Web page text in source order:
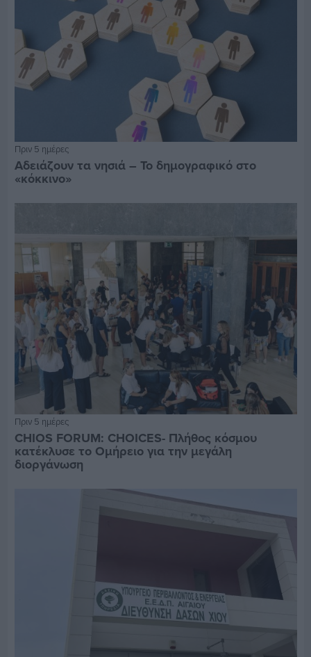
Πριν 5 ημέρες
Αδειάζουν τα νησιά – Το δημογραφικό στο
«κόκκινο»
Πριν 5 ημέρες
CHIOS FORUM: CHOICES- Πλήθος κόσμου
κατέκλυσε το Ομήρειο για την μεγάλη
διοργάνωση